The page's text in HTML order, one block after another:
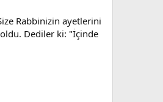
Rabbinizin ayetlerini
Dediler ki: "İçinde